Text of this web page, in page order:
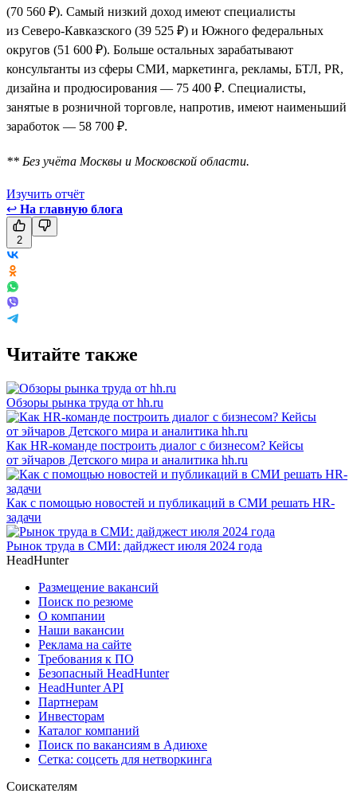
(70 560 ₽). Самый низкий доход имеют специалисты
из Северо-Кавказского (39 525 ₽) и Южного федеральных
округов (51 600 ₽). Больше остальных зарабатывают
консультанты из сферы СМИ, маркетинга, рекламы, БТЛ, PR,
дизайна и продюсирования — 75 400 ₽. Специалисты,
занятые в розничной торговле, напротив, имеют наименьший
заработок — 58 700 ₽.
** Без учёта Москвы и Московской области.
Изучить отчёт
↩ На главную блога
2
Читайте также
Обзоры рынка труда от hh.ru
Как HR-команде построить диалог с бизнесом? Кейсы
от эйчаров Детского мира и аналитика hh.ru
Как с помощью новостей и публикаций в СМИ решать HR-
задачи
Рынок труда в СМИ: дайджест июля 2024 года
HeadHunter
Размещение вакансий
Поиск по резюме
О компании
Наши вакансии
Реклама на сайте
Требования к ПО
Безопасный HeadHunter
HeadHunter API
Партнерам
Инвесторам
Каталог компаний
Поиск по вакансиям в Адиюхе
Сетка: соцсеть для нетворкинга
Соискателям